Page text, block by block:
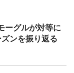
ーグルが対等に
ンを振り返る